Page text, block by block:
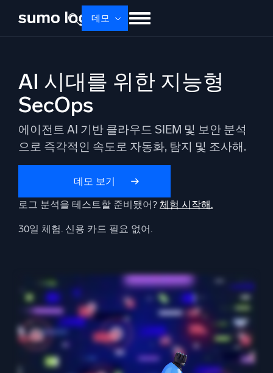
content
데모
회사 소개 로그인 Free trial 무료 체험
Dojo AI
멀티에이전트 AI 플랫폼
모니터링, 문제 해결, 자동화 및 방어
독자 알고리즘, 머신러닝 및 생성형 AI
지능형 보안 운영
SIEM
위협을 더 빠르게 발견하고 더 똑똑하게 대응
보안을 위한 로그
AI 시대를 위한 지능형
SecOps
에이전트 AI 기반 클라우드 SIEM 및 보안 분석
으로 즉각적인 속도로 자동화, 탐지 및 조사해.
데모 보기
로그 분석을 테스트할 준비됐어? 체험 시작해.
30일 체험. 신용 카드 필요 없어.